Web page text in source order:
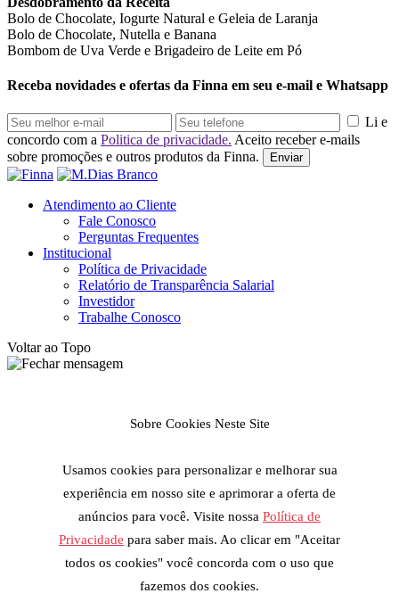
Bolo de Chocolate, Iogurte Natural e Geleia de Laranja
Bolo de Chocolate, Nutella e Banana
Bombom de Uva Verde e Brigadeiro de Leite em Pó
Receba novidades e ofertas da Finna em seu e-mail e Whatsapp
Li e
concordo com a Politica de privacidade. Aceito receber e-mails
sobre promoções e outros produtos da Finna.
Enviar
Atendimento ao Cliente
Fale Conosco
Perguntas Frequentes
Institucional
Política de Privacidade
Relatório de Transparência Salarial
Investidor
Trabalhe Conosco
Voltar ao Topo
Sobre Cookies Neste Site
Usamos cookies para personalizar e melhorar sua
experiência em nosso site e aprimorar a oferta de
anúncios para você. Visite nossa Política de
Privacidade para saber mais. Ao clicar em "Aceitar
todos os cookies" você concorda com o uso que
fazemos dos cookies.